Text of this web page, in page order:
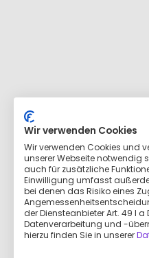
Wir verwenden Cookies
Wir verwenden Cookies und
unserer Webseite notwendig
auch für zusätzliche
Einwilligung umfasst
bei denen das Risiko eines
der Diensteanbieter Art. 49 I
Datenverarbeitung und -
hierzu finden Sie in unserer